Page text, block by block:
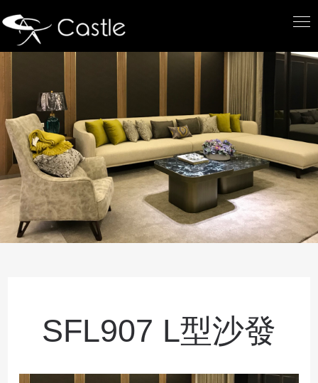
SFL907 L型沙發